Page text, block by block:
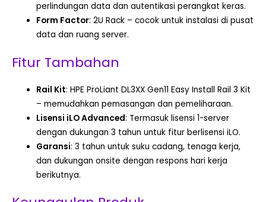
perlindungan data dan autentikasi perangkat keras.
Form Factor: 2U Rack – cocok untuk instalasi di pusat
data dan ruang server.
Fitur Tambahan
Rail Kit: HPE ProLiant DL3XX Gen11 Easy Install Rail 3 Kit
– memudahkan pemasangan dan pemeliharaan.
Lisensi iLO Advanced: Termasuk lisensi 1-server
dengan dukungan 3 tahun untuk fitur berlisensi iLO.
Garansi: 3 tahun untuk suku cadang, tenaga kerja,
dan dukungan onsite dengan respons hari kerja
berikutnya.